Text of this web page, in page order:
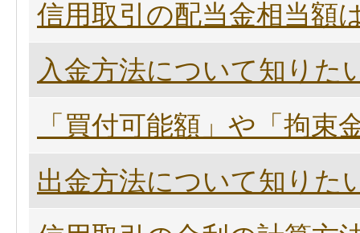
信用取引の配当金相当額
入金方法について知りた
「買付可能額」や「拘
出金方法について知りた